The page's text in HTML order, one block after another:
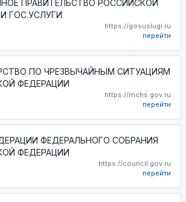
ПРАВИТЕЛЬСТВО РОССИЙСКОЙ
ГОС.УСЛУГИ
https://gosuslugi.ru
перейти
ПО ЧРЕЗВЫЧАЙНЫМ СИТУАЦИЯМ
ФЕДЕРАЦИИ
https://mchs.gov.ru
перейти
ФЕДЕРАЛЬНОГО СОБРАНИЯ
ФЕДЕРАЦИИ
https://council.gov.ru
перейти